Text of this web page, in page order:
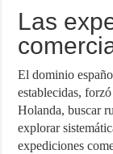
Las
El dominio
establecidas,
Holanda, buscar
explorar
expediciones